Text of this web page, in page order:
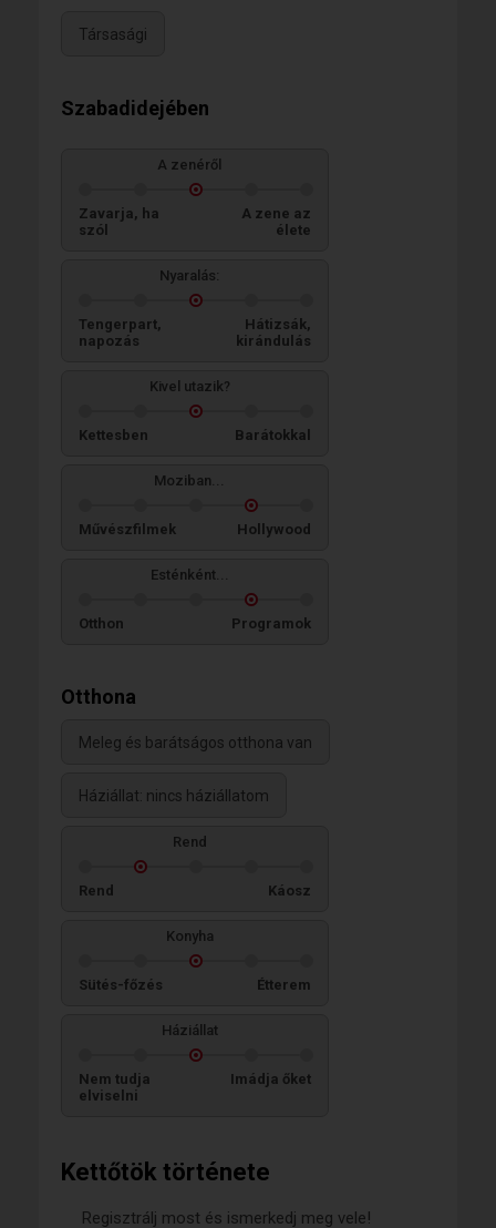
Kettőtök története
Regisztrálj most és ismerkedj meg vele!
Társasági
Szabadidejében
A zenéről
Zavarja, ha
szól
A zene az
élete
Nyaralás:
Tengerpart,
napozás
Hátizsák,
kirándulás
Kivel utazik?
Kettesben Barátokkal
Moziban...
Művészfilmek Hollywood
Esténként...
Otthon Programok
Otthona
Meleg és barátságos otthona van
Háziállat: nincs háziállatom
Rend
Rend Káosz
Konyha
Sütés-főzés Étterem
Háziállat
Nem tudja
elviselni
Imádja őket